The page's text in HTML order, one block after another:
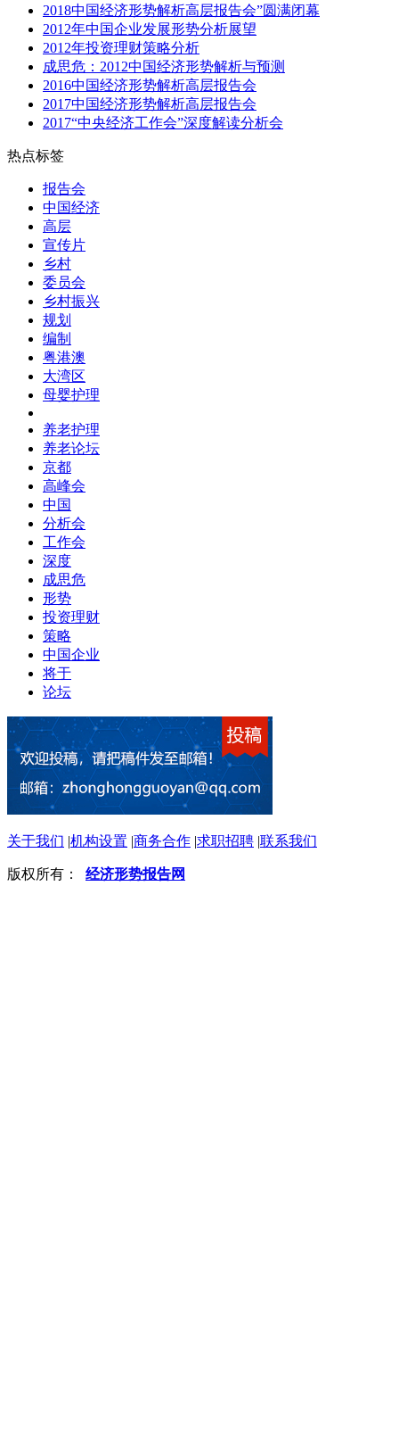
2018中国经济形势解析高层报告会”圆满闭幕
2012年中国企业发展形势分析展望
2012年投资理财策略分析
成思危：2012中国经济形势解析与预测
2016中国经济形势解析高层报告会
2017中国经济形势解析高层报告会
2017“中央经济工作会”深度解读分析会
热点标签
报告会
中国经济
高层
宣传片
乡村
委员会
乡村振兴
规划
编制
粤港澳
大湾区
母婴护理
养老护理
养老论坛
京都
高峰会
中国
分析会
工作会
深度
成思危
形势
投资理财
策略
中国企业
将于
论坛
关于我们 |机构设置 |商务合作 |求职招聘 |联系我们
版权所有： 经济形势报告网